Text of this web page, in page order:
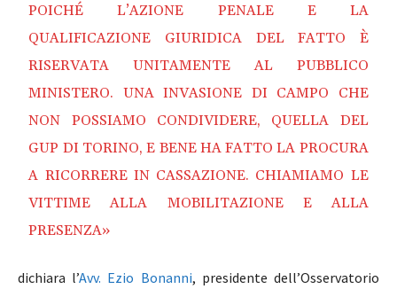
POICHÉ L’AZIONE PENALE E LA
QUALIFICAZIONE GIURIDICA DEL FATTO È
RISERVATA UNITAMENTE AL PUBBLICO
MINISTERO. UNA INVASIONE DI CAMPO CHE
NON POSSIAMO CONDIVIDERE, QUELLA DEL
GUP DI TORINO, E BENE HA FATTO LA PROCURA
A RICORRERE IN CASSAZIONE. CHIAMIAMO LE
VITTIME ALLA MOBILITAZIONE E ALLA
PRESENZA»
dichiara l’Avv. Ezio Bonanni, presidente dell’Osservatorio